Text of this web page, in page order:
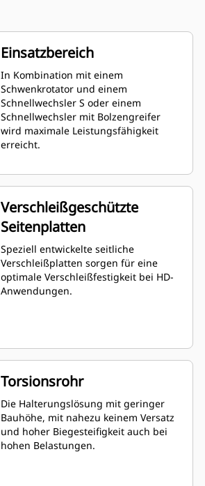
Einsatzbereich
In Kombination mit einem
Schwenkrotator und einem
Schnellwechsler S oder einem
Schnellwechsler mit Bolzengreifer
wird maximale Leistungsfähigkeit
erreicht.
Verschleißgeschützte
Seitenplatten
Speziell entwickelte seitliche
Verschleißplatten sorgen für eine
optimale Verschleißfestigkeit bei HD-
Anwendungen.
Torsionsrohr
Die Halterungslösung mit geringer
Bauhöhe, mit nahezu keinem Versatz
und hoher Biegesteifigkeit auch bei
hohen Belastungen.